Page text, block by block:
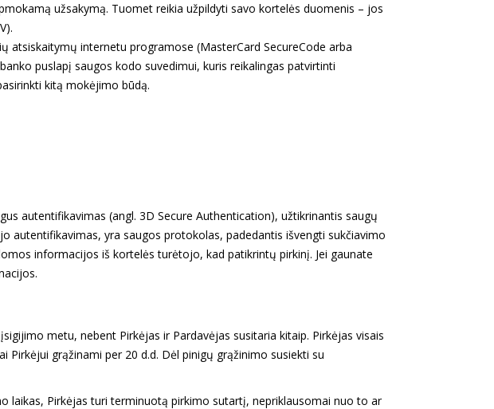
užsakymą. Tuomet reikia užpildyti savo kortelės duomenis – jos
atsiskaitymų internetu programose (MasterCard SecureCode arba
puslapį saugos kodo suvedimui, kuris reikalingas patvirtinti
kitą mokėjimo būdą.
autentifikavimas (angl. 3D Secure Authentication), užtikrinantis saugų
yra saugos protokolas, padedantis išvengti sukčiavimo
informacijos iš kortelės turėtojo, kad patikrintų pirkinį. Jei gaunate
metu, nebent Pirkėjas ir Pardavėjas susitaria kitaip. Pirkėjas visais
grąžinami per 20 d.d. Dėl pinigų grąžinimo susiekti su
laikas, Pirkėjas turi terminuotą pirkimo sutartį, nepriklausomai nuo to ar